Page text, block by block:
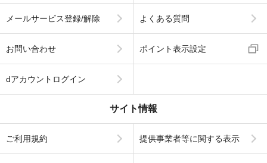
メールサービス登録/解除 よくある質問
お問い合わせ ポイント表示設定
dアカウントログイン
サイト情報
ご利用規約 提供事業者等に関する表示